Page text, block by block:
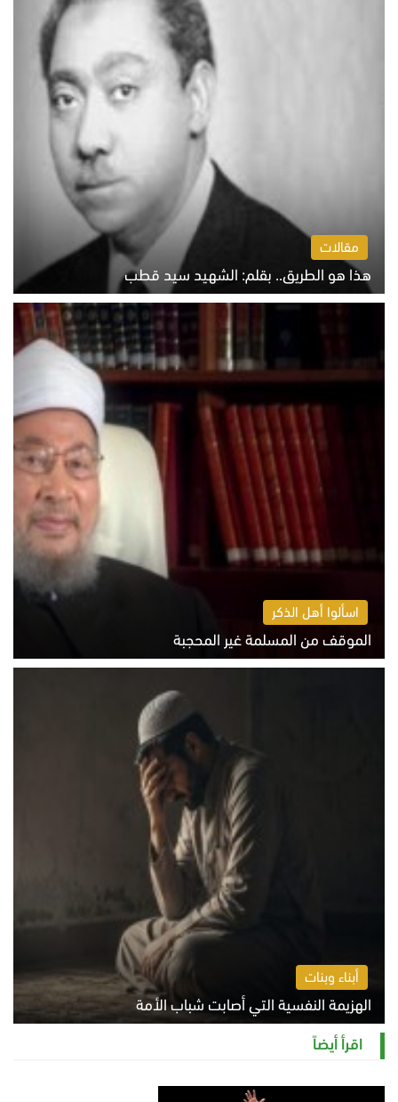
مقالات
هذا هو الطريق.. بقلم: الشهيد سيد قطب
الخميس 6 أغسطس 2026 10:52 ص
اسألوا أهل الذكر
الموقف من المسلمة غير المحجبة
الخميس 6 أغسطس 2026 10:45 ص
أبناء وبنات
الهزيمة النفسية التي أصابت شباب الأمة
الخميس 6 أغسطس 2026 11:12 ص
اقرأ أيضاً